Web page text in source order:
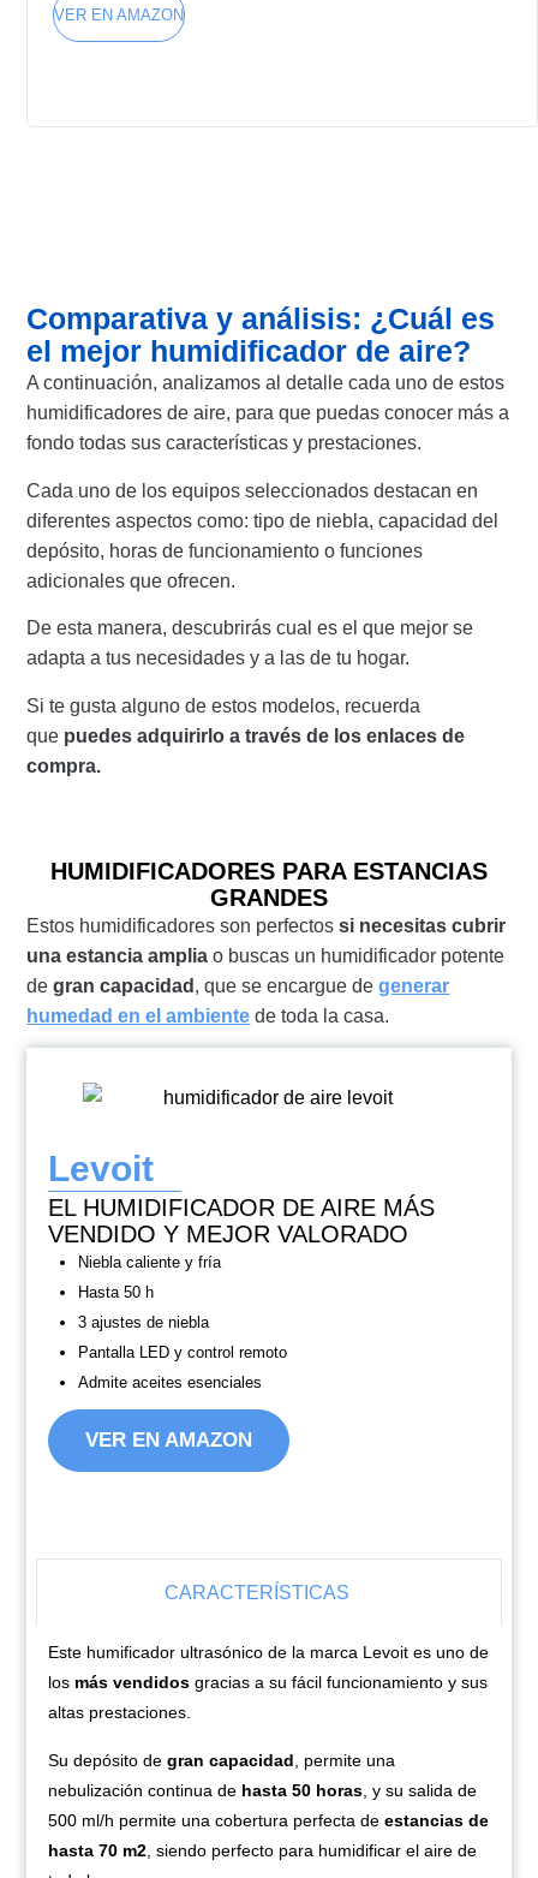
VER EN AMAZON
Comparativa y análisis: ¿Cuál es
el mejor humidificador de aire?
A continuación, analizamos al detalle cada uno de estos
humidificadores de aire, para que puedas conocer más a
fondo todas sus características y prestaciones.
Cada uno de los equipos seleccionados destacan en
diferentes aspectos como: tipo de niebla, capacidad del
depósito, horas de funcionamiento o funciones
adicionales que ofrecen.
De esta manera, descubrirás cual es el que mejor se
adapta a tus necesidades y a las de tu hogar.
Si te gusta alguno de estos modelos, recuerda
que puedes adquirirlo a través de los enlaces de
compra.
HUMIDIFICADORES PARA ESTANCIAS
GRANDES
Estos humidificadores son perfectossi necesitas cubrir
una estancia ampliao buscas un humidificador potente
degran capacidad , que se encargue degenerar
humedad en el ambiente de toda la casa.
Levoit
EL HUMIDIFICADOR DE AIRE MÁS
VENDIDO Y MEJOR VALORADO
Niebla caliente y fría
Hasta 50 h
3 ajustes de niebla
Pantalla LED y control remoto
Admite aceites esenciales
VER EN AMAZON
CARACTERÍSTICAS
Este humificador ultrasónico de la marca Levoit es uno de
los más vendidos gracias a su fácil funcionamiento y sus
altas prestaciones.
Su depósito degran capacidad , permite una
nebulización continua de hasta 50 horas , y su salida de
500 ml/h permite una cobertura perfecta deestancias de
hasta 70 m2 , siendo perfecto para humidificar el aire de